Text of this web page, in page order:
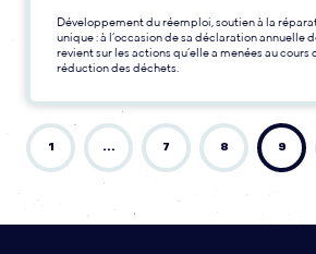
Développement du réemploi, soutien à la
unique : à l’occasion de sa déclaration annuelle
revient sur les actions qu’elle a menées au cours
réduction des déchets.
1 … 7 8 9